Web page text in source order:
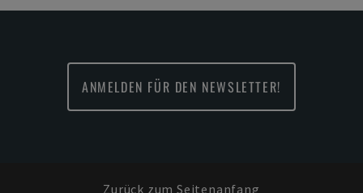
ANMELDEN FÜR DEN NEWSLETTER!
Zurück zum Seitenanfang